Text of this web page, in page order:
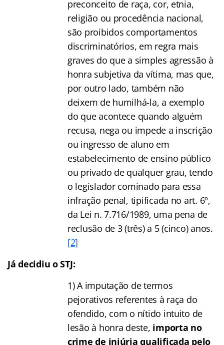
preconceito de raça, cor, etnia,
religião ou procedência nacional,
são proibidos comportamentos
discriminatórios, em regra mais
graves do que a simples agressão à
honra subjetiva da vítima, mas que,
por outro lado, também não
deixem de humilhá-la, a exemplo
do que acontece quando alguém
recusa, nega ou impede a inscrição
ou ingresso de aluno em
estabelecimento de ensino público
ou privado de qualquer grau, tendo
o legislador cominado para essa
infração penal, tipificada no art. 6º,
da Lei n. 7.716/1989, uma pena de
reclusão de 3 (três) a 5 (cinco) anos.
[2]
Já decidiu o STJ:
1) A imputação de termos
pejorativos referentes à raça do
ofendido, com o nítido intuito de
lesão à honra deste, importa no
crime de injúria qualificada pelo